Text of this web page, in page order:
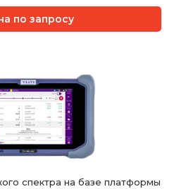
по запросу
спектра на базе платформы